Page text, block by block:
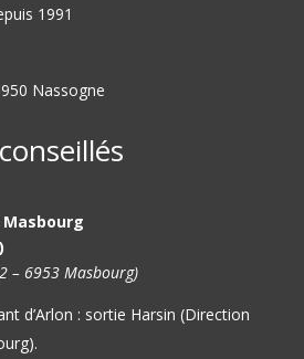
1991
Nassogne
– 6953 Masbourg)
d’Arlon : sortie Harsin (Direction